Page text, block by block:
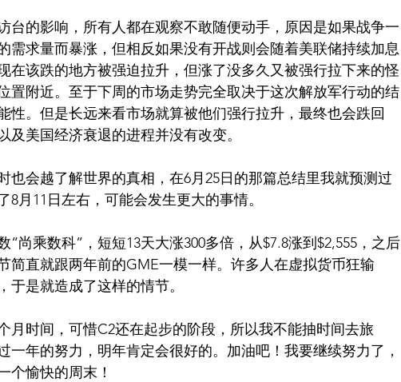
台的影响，所有人都在观察不敢随便动手，原因是如果战争一
需求量而暴涨，但相反如果没有开战则会随着美联储持续加息
在该跌的地方被强迫拉升，但涨了没多久又被强行拉下来的怪
置附近。至于下周的市场走势完全取决于这次解放军行动的结
性。但是长远来看市场就算被他们强行拉升，最终也会跌回
美国经济衰退的进程并没有改变。
也会越了解世界的真相，在6月25日的那篇总结里我就预测过
月11日左右，可能会发生更大的事情。
尚乘数科”，短短13天大涨300多倍，从$7.8涨到$2,555，之后
简直就跟两年前的GME一模一样。许多人在虚拟货币狂输
于是就造成了这样的情节。
月时间，可惜C2还在起步的阶段，所以我不能抽时间去旅
一年的努力，明年肯定会很好的。加油吧！我要继续努力了，
个愉快的周末！